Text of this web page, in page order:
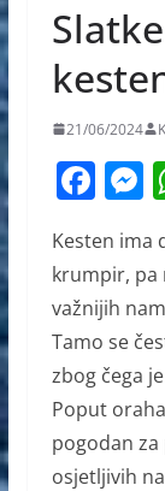
21/06/2024
F
c
e
b
o
o
k
e
g
Kesten ima
krumpir, pa
važnijih
Tamo se
zbog čega
Poput
pogodan
osjetljivih